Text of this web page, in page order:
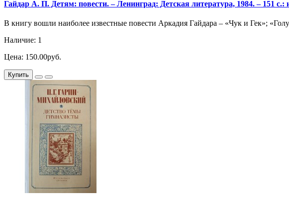
Гайдар А. П. Детям: повести. – Ленинград: Детская литература, 1984. – 151 с.:
В книгу вошли наиболее известные повести Аркадия Гайдара – «Чук и Гек»;
Наличие: 1
Цена: 150.00руб.
Купить